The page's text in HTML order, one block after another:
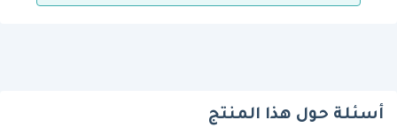
أسئلة حول هذا المنتج